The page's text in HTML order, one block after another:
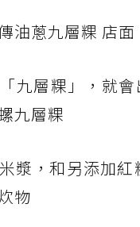
油蔥九層粿 店面
九層粿」，就
九層粿
漿，和另添加
物